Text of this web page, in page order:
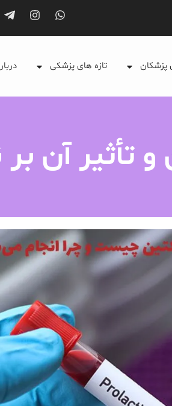
پزشکان تازه های پزشکی
و تأثیر آن